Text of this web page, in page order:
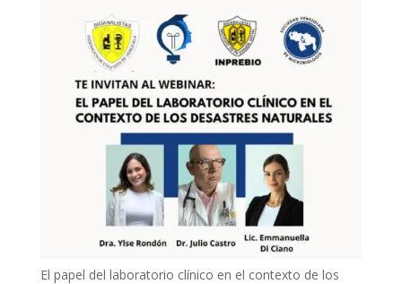
El papel del laboratorio clínico en el contexto de los